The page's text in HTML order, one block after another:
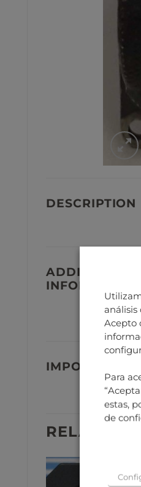
DESCRIPTION
ADDITIONAL
INFORMATION
IMPORTANTE
RELATED
análisis
Acepto
Para
estas,
de